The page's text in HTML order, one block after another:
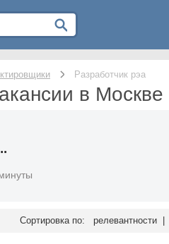
Разработчик рэа
в Москве
Сортировка по: релевантности |